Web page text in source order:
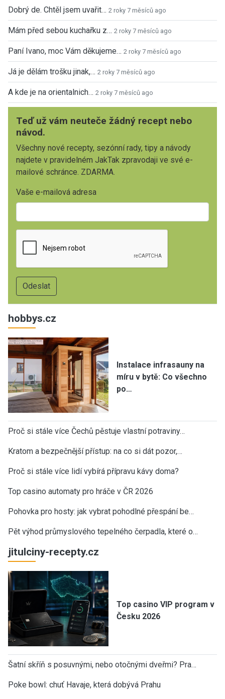
Dobrý de. Chtěl jsem uvařit… 2 roky 7 měsíců ago
Mám před sebou kuchařku z… 2 roky 7 měsíců ago
Paní Ivano, moc Vám děkujeme… 2 roky 7 měsíců ago
Já je dělám trošku jinak,… 2 roky 7 měsíců ago
A kde je na orientalnich… 2 roky 7 měsíců ago
Teď už vám neuteče žádný recept nebo
návod.
Všechny nové recepty, sezónní rady, tipy a návody
najdete v pravidelném JakTak zpravodaji ve své e-
mailové schránce. ZDARMA.
Vaše e-mailová adresa
hobbys.cz
Instalace infrasauny na
míru v bytě: Co všechno
po…
Proč si stále více Čechů pěstuje vlastní potraviny…
Kratom a bezpečnější přístup: na co si dát pozor,…
Proč si stále více lidí vybírá přípravu kávy doma?
Top casino automaty pro hráče v ČR 2026
Pohovka pro hosty: jak vybrat pohodlné přespání be…
Pět výhod průmyslového tepelného čerpadla, které o…
jitulciny-recepty.cz
Top casino VIP program v
Česku 2026
Šatní skříň s posuvnými, nebo otočnými dveřmi? Pra…
Poke bowl: chuť Havaje, která dobývá Prahu